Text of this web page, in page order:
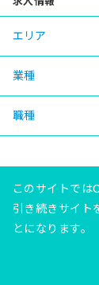
エリア
業種
職種
有
このサイトでは
引き続きサイト
とになります。